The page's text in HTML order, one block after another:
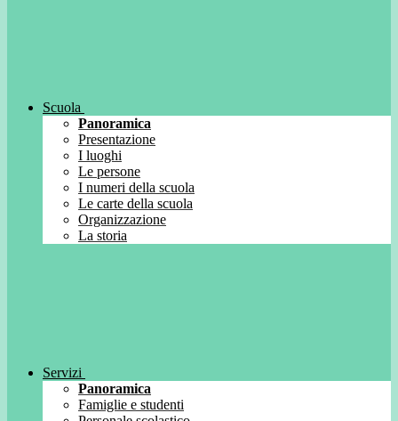
Scuola
Panoramica
Presentazione
I luoghi
Le persone
I numeri della scuola
Le carte della scuola
Organizzazione
La storia
Servizi
Panoramica
Famiglie e studenti